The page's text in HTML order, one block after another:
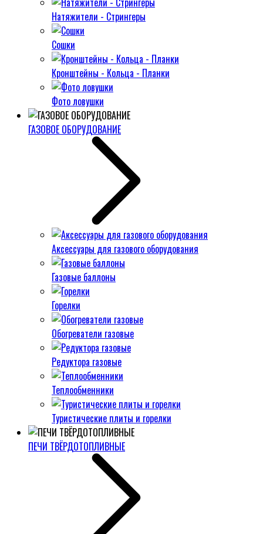
Натяжители - Стрингеры
Сошки
Кронштейны - Кольца - Планки
Фото ловушки
ГАЗОВОЕ ОБОРУДОВАНИЕ
Аксессуары для газового оборудования
Газовые баллоны
Горелки
Обогреватели газовые
Редуктора газовые
Теплообменники
Туристические плиты и горелки
ПЕЧИ ТВЁРДОТОПЛИВНЫЕ